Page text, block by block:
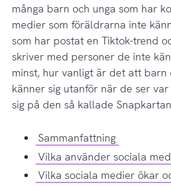
många barn och unga som har
medier som föräldrarna inte
som har postat en Tiktok-trend
skriver med personer de inte
minst, hur vanligt är det att barn
känner sig utanför när de ser
sig på den så kallade
Sammanfattning
Vilka använder sociala
Vilka sociala medier ökar